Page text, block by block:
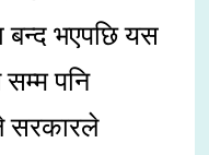
बन्द भएपछि यस
पनि
सरकारले